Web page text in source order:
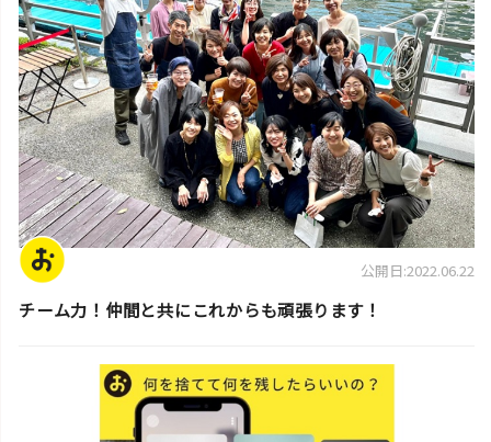
公開日:2022.06.22
チーム力！仲間と共にこれからも頑張ります！
スタッフ活動日誌